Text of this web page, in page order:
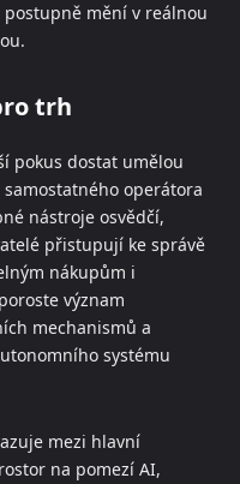
mění v reálnou
trh
pokus dostat umělou
operátora
nástroje osvědčí,
přistupují ke správě
nákupům i
význam
mechanismů a
systému
mezi hlavní
na pomezí AI,